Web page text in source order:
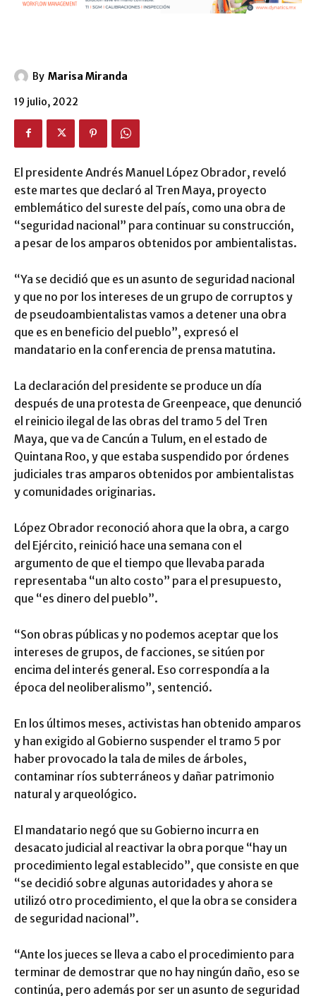
By Marisa Miranda
19 julio, 2022
El presidente Andrés Manuel López Obrador, reveló
este martes que declaró al Tren Maya, proyecto
emblemático del sureste del país, como una obra de
“seguridad nacional” para continuar su construcción,
a pesar de los amparos obtenidos por ambientalistas.
“Ya se decidió que es un asunto de seguridad nacional
y que no por los intereses de un grupo de corruptos y
de pseudoambientalistas vamos a detener una obra
que es en beneficio del pueblo”, expresó el
mandatario en la conferencia de prensa matutina.
La declaración del presidente se produce un día
después de una protesta de Greenpeace, que denunció
el reinicio ilegal de las obras del tramo 5 del Tren
Maya, que va de Cancún a Tulum, en el estado de
Quintana Roo, y que estaba suspendido por órdenes
judiciales tras amparos obtenidos por ambientalistas
y comunidades originarias.
López Obrador reconoció ahora que la obra, a cargo
del Ejército, reinició hace una semana con el
argumento de que el tiempo que llevaba parada
representaba “un alto costo” para el presupuesto,
que “es dinero del pueblo”.
“Son obras públicas y no podemos aceptar que los
intereses de grupos, de facciones, se sitúen por
encima del interés general. Eso correspondía a la
época del neoliberalismo”, sentenció.
En los últimos meses, activistas han obtenido amparos
y han exigido al Gobierno suspender el tramo 5 por
haber provocado la tala de miles de árboles,
contaminar ríos subterráneos y dañar patrimonio
natural y arqueológico.
El mandatario negó que su Gobierno incurra en
desacato judicial al reactivar la obra porque “hay un
procedimiento legal establecido”, que consiste en que
“se decidió sobre algunas autoridades y ahora se
utilizó otro procedimiento, el que la obra se considera
de seguridad nacional”.
“Ante los jueces se lleva a cabo el procedimiento para
terminar de demostrar que no hay ningún daño, eso se
continúa, pero además por ser un asunto de seguridad